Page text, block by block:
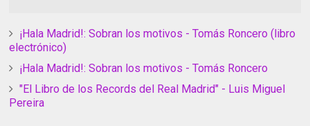
¡Hala Madrid!: Sobran los motivos - Tomás Roncero (libro
electrónico)
¡Hala Madrid!: Sobran los motivos - Tomás Roncero
"El Libro de los Records del Real Madrid" - Luis Miguel
Pereira